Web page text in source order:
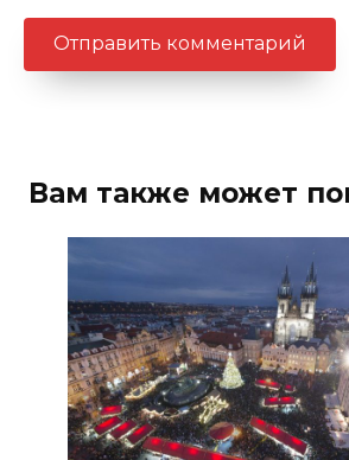
Вам также может